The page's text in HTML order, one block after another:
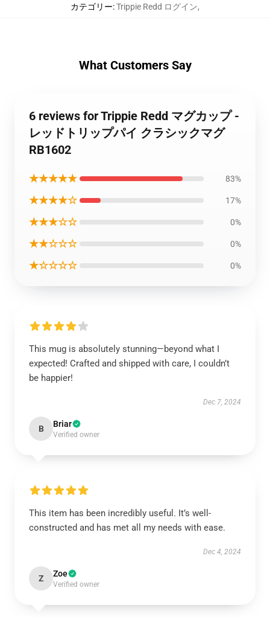
カテゴリー:Trippie Redd ログイン,
What Customers Say
6 reviews for Trippie Redd マグカップ -
レッドトリップパイ クラシックマグ
RB1602
★★★★★ 83%
★★★★☆ 17%
★★★☆☆ 0%
★★☆☆☆ 0%
★☆☆☆☆ 0%
This mug is absolutely stunning—beyond what I
expected! Crafted and shipped with care, I couldn’t
be happier!
Dec 7, 2024
B Briar
Verified owner
This item has been incredibly useful. It’s well-
constructed and has met all my needs with ease.
Dec 4, 2024
Z Zoe
Verified owner